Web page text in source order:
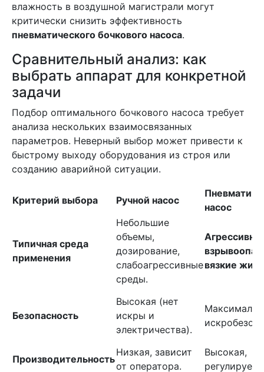
влажность в воздушной магистрали могут
критически снизить эффективность
пневматического бочкового насоса.
Сравнительный анализ: как
выбрать аппарат для конкретной
задачи
Подбор оптимального бочкового насоса требует
анализа нескольких взаимосвязанных
параметров. Неверный выбор может привести к
быстрому выходу оборудования из строя или
созданию аварийной ситуации.
Критерий выбора Ручной насос
насос
Типичная среда
применения
Небольшие
объемы,
дозирование,
слабоагрессивные
среды.
вязкие
Безопасность
Высокая (нет
искры и
электричества).
Производительность
Низкая, зависит
от оператора.
Высокая,